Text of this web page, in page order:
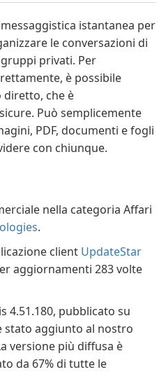
istantanea per
le conversazioni di
privati. Per
è possibile
diretto, che è
Può semplicemente
PDF, documenti e fogli
con chiunque.
nella categoria Affari
.
client UpdateStar
aggiornamenti 283 volte
4.51.180, pubblicato su
stato aggiunto al nostro
versione più diffusa è
da 67% di tutte le